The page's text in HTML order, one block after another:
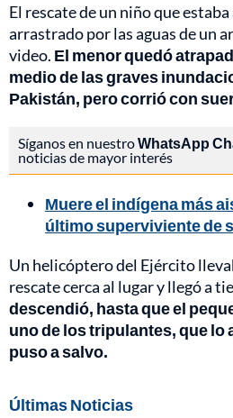
El rescate de un niño que
arrastrado por las aguas de un
video. El menor quedó
medio de las graves
Pakistán, pero corrió con
Síganos en nuestroWhatsApp
noticias de mayor interés
Muere el indígena más
último superviviente de
Un helicóptero del Ejército
rescate cerca al lugar y llegó a
descendió, hasta que el
uno de los tripulantes, que lo
puso a salvo.
Últimas Noticias